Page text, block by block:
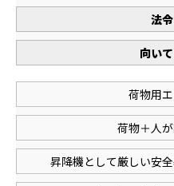
法
向い
荷物用
荷物＋人
昇降機として厳しい安